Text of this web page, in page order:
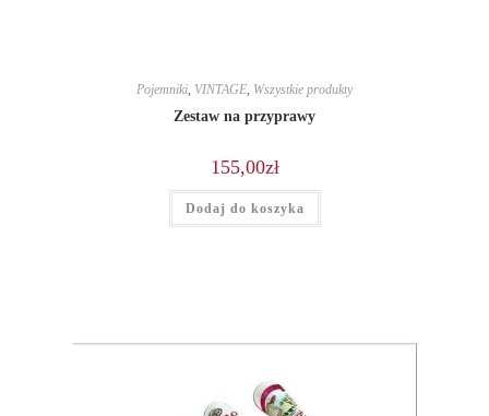
Pojemniki, VINTAGE, Wszystkie produkty
Zestaw na przyprawy
155,00zł
Dodaj do koszyka